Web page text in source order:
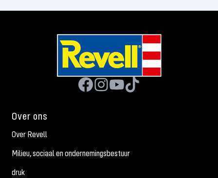
Over ons
Over Revell
Milieu, sociaal en ondernemingsbestuur
druk